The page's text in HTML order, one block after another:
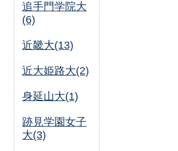
追手門学院大
(6)
近畿大(13)
近大姫路大(2)
身延山大(1)
跡見学園女子
大(3)